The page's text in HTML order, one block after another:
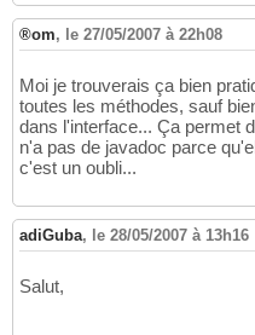
®om, le 27/05/2007 à 22h08
Moi je trouverais ça bien
toutes les méthodes, sauf
dans l'interface... Ça permet
n'a pas de javadoc parce
c'est un oubli...
adiGuba, le 28/05/2007 à 13h16
Salut,